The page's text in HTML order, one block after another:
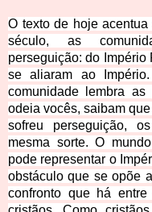
O texto de hoje
século, as
perseguição: do
se aliaram ao
comunidade lembra
odeia vocês, saibam
sofreu perseguição,
mesma sorte. O
pode representar o
obstáculo que se opõe
confronto que há